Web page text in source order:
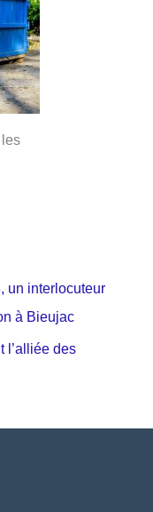
un interlocuteur
à Bieujac
l’alliée des